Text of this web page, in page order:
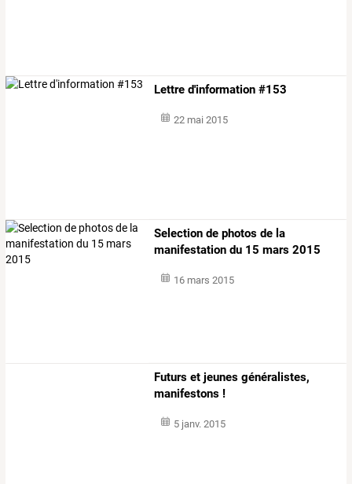
Lettre d'information #153
22 mai 2015
Selection de photos de la
manifestation du 15 mars 2015
16 mars 2015
Futurs et jeunes généralistes,
manifestons !
5 janv. 2015